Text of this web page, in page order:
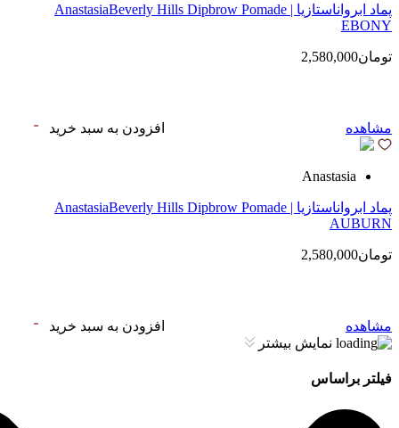
پماد ابرواناستازیا | AnastasiaBeverly Hills Dipbrow Pomade
EBONY
تومان2,580,000
مشاهده افزودن به سبد خرید
Anastasia
پماد ابرواناستازیا | AnastasiaBeverly Hills Dipbrow Pomade
AUBURN
تومان2,580,000
مشاهده
افزودن به سبد خرید
نمایش بیشتر
فیلتر براساس